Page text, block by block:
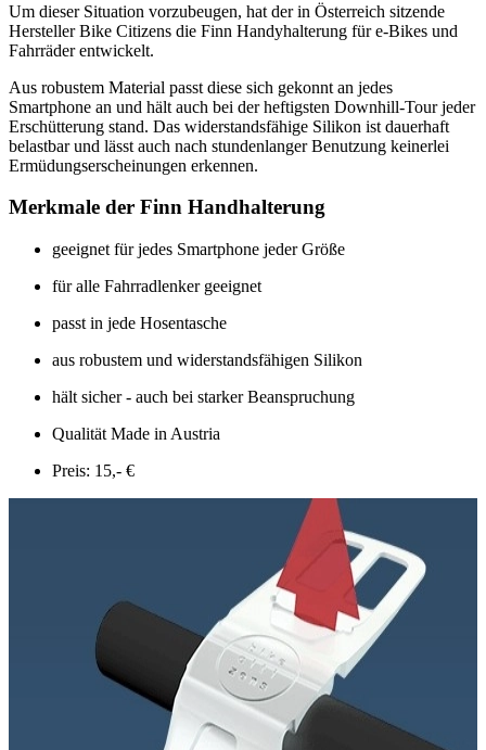
Um dieser Situation vorzubeugen, hat der in Österreich sitzende
Hersteller Bike Citizens die Finn Handyhalterung für e-Bikes und
Fahrräder entwickelt.
Aus robustem Material passt diese sich gekonnt an jedes
Smartphone an und hält auch bei der heftigsten Downhill-Tour jeder
Erschütterung stand. Das widerstandsfähige Silikon ist dauerhaft
belastbar und lässt auch nach stundenlanger Benutzung keinerlei
Ermüdungserscheinungen erkennen.
Merkmale der Finn Handhalterung
geeignet für jedes Smartphone jeder Größe
für alle Fahrradlenker geeignet
passt in jede Hosentasche
aus robustem und widerstandsfähigen Silikon
hält sicher - auch bei starker Beanspruchung
Qualität Made in Austria
Preis: 15,- €